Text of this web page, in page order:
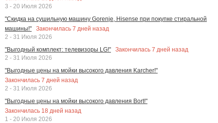
3 - 20 Июля 2026
"Скидка на сушильную машину Gorenje, Hisense при покупке стиральной
машины!"
Закончилась 7 дней назад
2 - 31 Июля 2026
"Выгодный комплект: телевизоры LG!"
Закончилась 7 дней назад
2 - 31 Июля 2026
"Выгодные цены на мойки высокого давления Karcher!"
Закончилась 7 дней назад
2 - 31 Июля 2026
"Выгодные цены на мойки высокого давления Bort!"
Закончилась 18 дней назад
1 - 20 Июля 2026